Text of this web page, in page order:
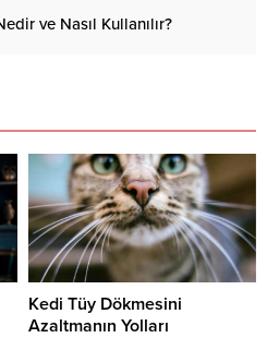
ve Nasıl Kullanılır?
Kedi Tüy Dökmesini
Azaltmanın Yolları